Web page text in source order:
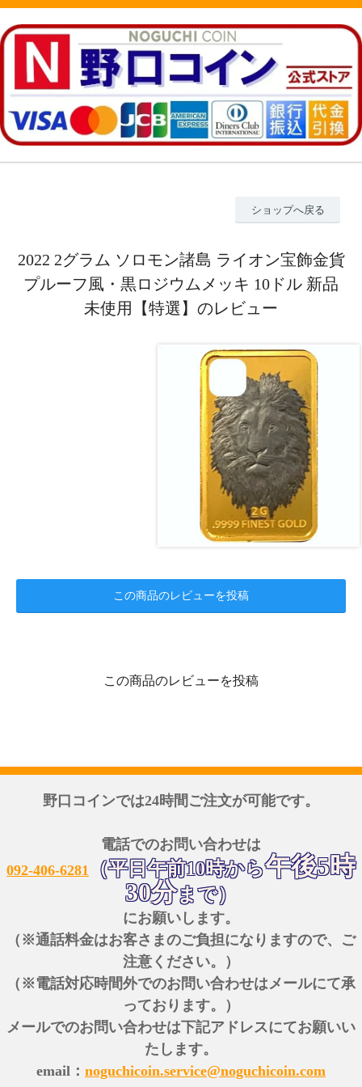
ショップへ戻る
2022 2グラム ソロモン諸島 ライオン宝飾金貨
プルーフ風・黒ロジウムメッキ 10ドル 新品
未使用【特選】のレビュー
この商品のレビューを投稿
この商品のレビューを投稿
野口コインでは24時間ご注文が可能です。
電話でのお問い合わせは
092-406-6281
（平日午前10時から午後5時
30分まで）
にお願いします。
（※通話料金はお客さまのご負担になりますので、ご
注意ください。）
（※電話対応時間外でのお問い合わせはメールにて承
っております。）
メールでのお問い合わせは下記アドレスにてお願いい
たします。
email： noguchicoin.service@noguchicoin.com